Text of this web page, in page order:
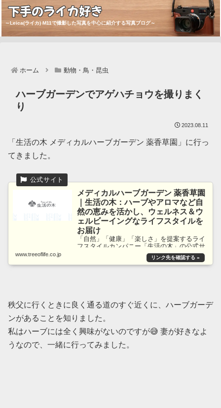
下手のライカ好き
～Leica(ライカ) M11で撮影した写真を中心に紹介する写真ブログ～
ホーム 動物・鳥・昆虫
ハーブガーデンでアゲハチョウを撮りまく
り
2023.08.11
「生活の木 メディカルハーブガーデン 薬香草園」に行っ
てきました。
メディカルハーブガーデン 薬香草園
｜生活の木：ハーブやアロマなど自
然の恵みを活かし、ウェルネス＆ウ
ェルビーイングなライフスタイルを
お届け
「自然」「健康」「楽しさ」を提案するライ
フスタイルカンパニー「生活の木」の公式サ
イト。メディカルハーブガーデ...
www.treeoflife.co.jp
秩父に行くときに良く通る道のすぐ近くに、ハーブガーデ
ンがあることを知りました。
私はハーブには全く興味がないのですが😅 妻が好きなよ
うなので、一緒に行ってみました。